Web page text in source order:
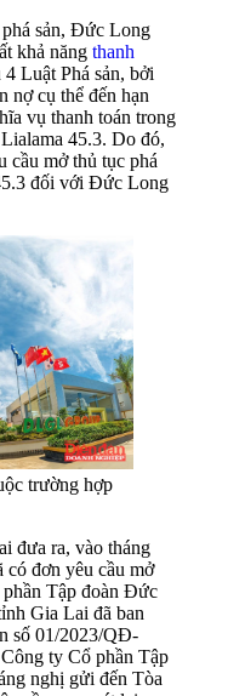
sản, Đức Long
khả năng thanh
Luật Phá sản, bởi
nợ cụ thể đến hạn
vụ thanh toán trong
45.3. Do đó,
cầu mở thủ tục phá
đối với Đức Long
trường hợp
đưa ra, vào tháng
có đơn yêu cầu mở
Tập đoàn Đức
Gia Lai đã ban
số 01/2023/QĐ-
ty Cổ phần Tập
nghị gửi đến Tòa